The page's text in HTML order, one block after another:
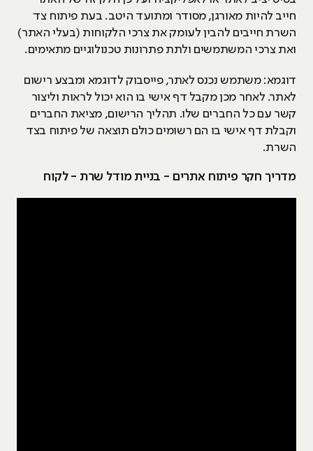
חייב להיות מאורגן, מסודר ומתועד היטב. בעת פיתוח צד
השרת חייבים להבין לעומק את צרכי הלקוחות (בעלי האתר)
ואת צרכי המשתמשים ולתת פתרונות טכנולוגיים מתאימים.
דוגמא: משתמש נכנס לאתר, פייסבוק לדוגמא ומבצע רישום
לאתר. לאחר מכן מקבל דף אישי בו הוא יכול לראות וליצור
קשר עם כל החברים שלו. תהליך הרישום, מציאת החברים
וקבלת דף אישי בו הם רשומים כולם תוצאה של פיתוח בצד
השרת.
מדריך חקר פיתוח אתרים - בניית מודל שרת - לקוח